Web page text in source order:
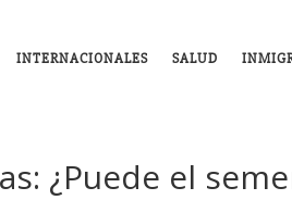
INTERNACIONALES SALUD
¿Puede el